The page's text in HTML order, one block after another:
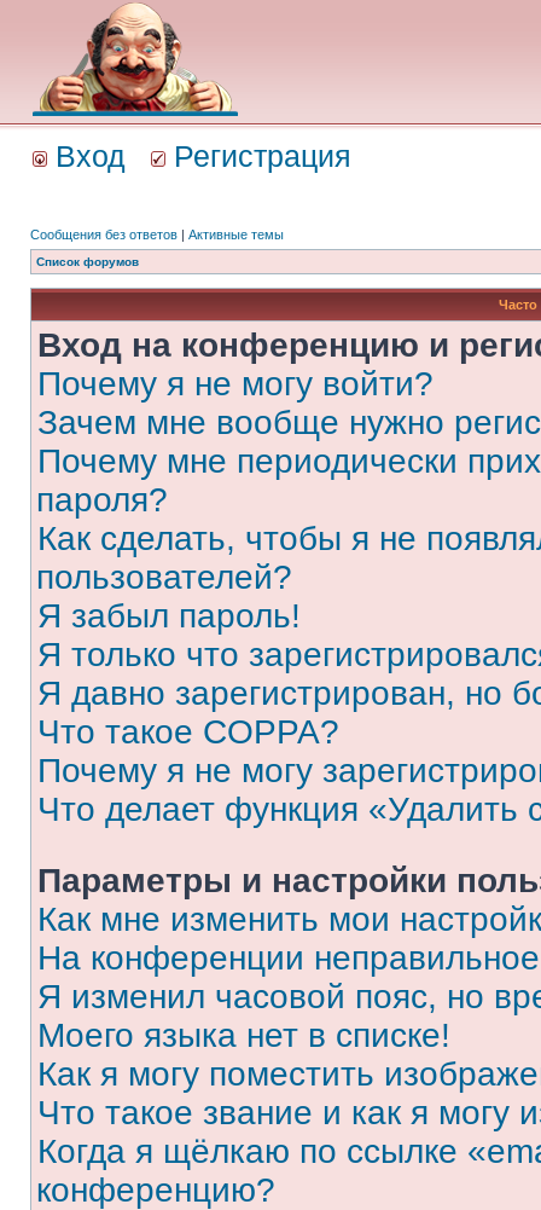
Вход Регистрация
Сообщения без ответов | Активные темы
Список форумов
Вход на конференцию и
Почему я не могу войти?
Зачем мне вообще нужно
Почему мне периодически
пароля?
Как сделать, чтобы я не
пользователей?
Я забыл пароль!
Я только что
Я давно зарегистрирован, но
Что такое COPPA?
Почему я не могу
Что делает функция «Удалить
Параметры и настройки
Как мне изменить мои
На конференции
Я изменил часовой пояс, но
Моего языка нет в списке!
Как я могу поместить
Что такое звание и как я могу
Когда я щёлкаю по ссылке
конференцию?